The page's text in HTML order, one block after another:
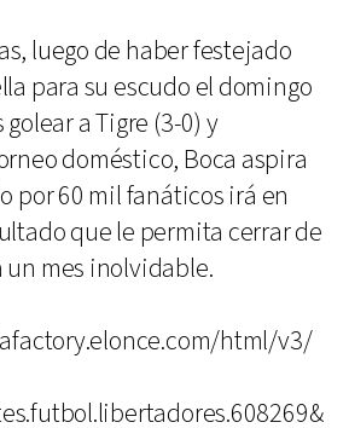
luego de haber festejado
para su escudo el domingo
a Tigre (3-0) y
doméstico, Boca aspira
por 60 mil fanáticos irá en
que le permita cerrar de
un mes inolvidable.
html/v3/